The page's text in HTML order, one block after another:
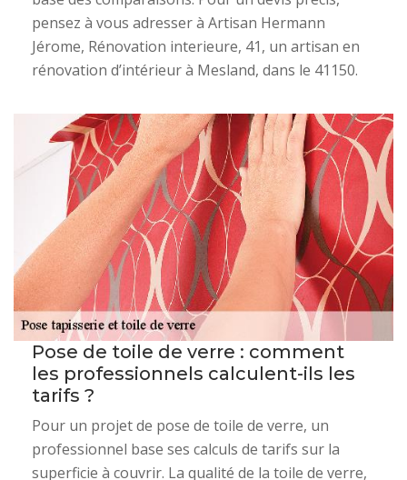
pensez à vous adresser à Artisan Hermann
Jérome, Rénovation interieure, 41, un artisan en
rénovation d’intérieur à Mesland, dans le 41150.
Pose de toile de verre : comment
les professionnels calculent-ils les
tarifs ?
Pour un projet de pose de toile de verre, un
professionnel base ses calculs de tarifs sur la
superficie à couvrir. La qualité de la toile de verre,